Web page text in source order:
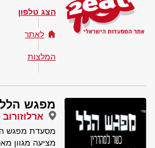
הצג טלפון
לאתר
המלצות
מפגש הלל
ארלוזורוב 6, רמת גן
מסעדת מפגש
מציעה מגוון